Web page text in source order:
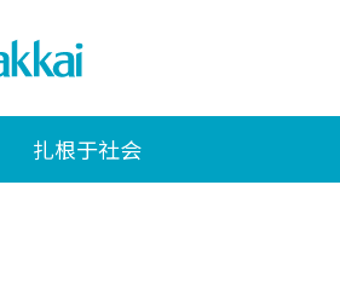
扎根于社会